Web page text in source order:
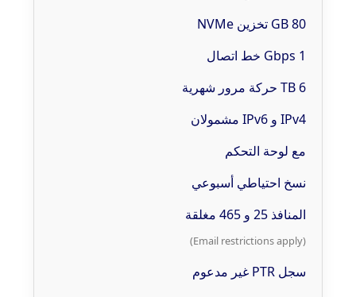
80 GB تخزين NVMe
1 Gbps خط اتصال
6 TB حركة مرور شهرية
IPv4 و IPv6 مشمولان
مع لوحة التحكم
نسخ احتياطي أسبوعي
المنافذ 25 و 465 مغلقة
(Email restrictions apply)
سجل PTR غير مدعوم